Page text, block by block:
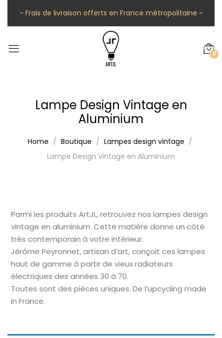
~ Frais de livraison offerts en France métropolitaine ~
0
Lampe Design Vintage en
Aluminium
Home Boutique
Lampes design vintage
Lampe Design Vintage en Aluminium
Parmi les produits ArtJL, retrouvez nos lampes design
vintage en aluminium. Cette matière donne un côté
très contemporain à votre intérieur.
Jérôme Peyronnet, artisan d’art, conçoit ces lampes
haut de gamme à partir de vieux radiateurs
électriques des années 30 à 70.
Toutes sont des pièces uniques. De l’upcycling made
in France.